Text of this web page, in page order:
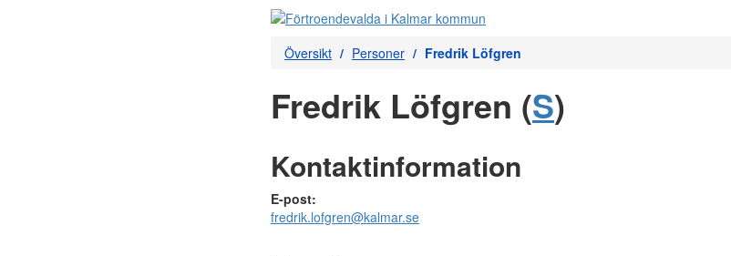
Översikt Personer Fredrik Löfgren
Fredrik Löfgren (S)
Kontaktinformation
E-post:
fredrik.lofgren@kalmar.se